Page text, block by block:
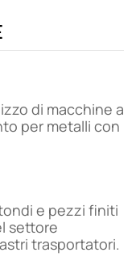
di macchine a
per metalli con
e pezzi finiti
settore
trasportatori.